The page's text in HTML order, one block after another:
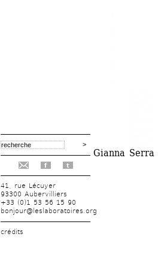
f t
41, rue Lécuyer
93300 Aubervilliers
+33 (0)1 53 56 15 90
bonjour@leslaboratoires.org
crédits
Gianna